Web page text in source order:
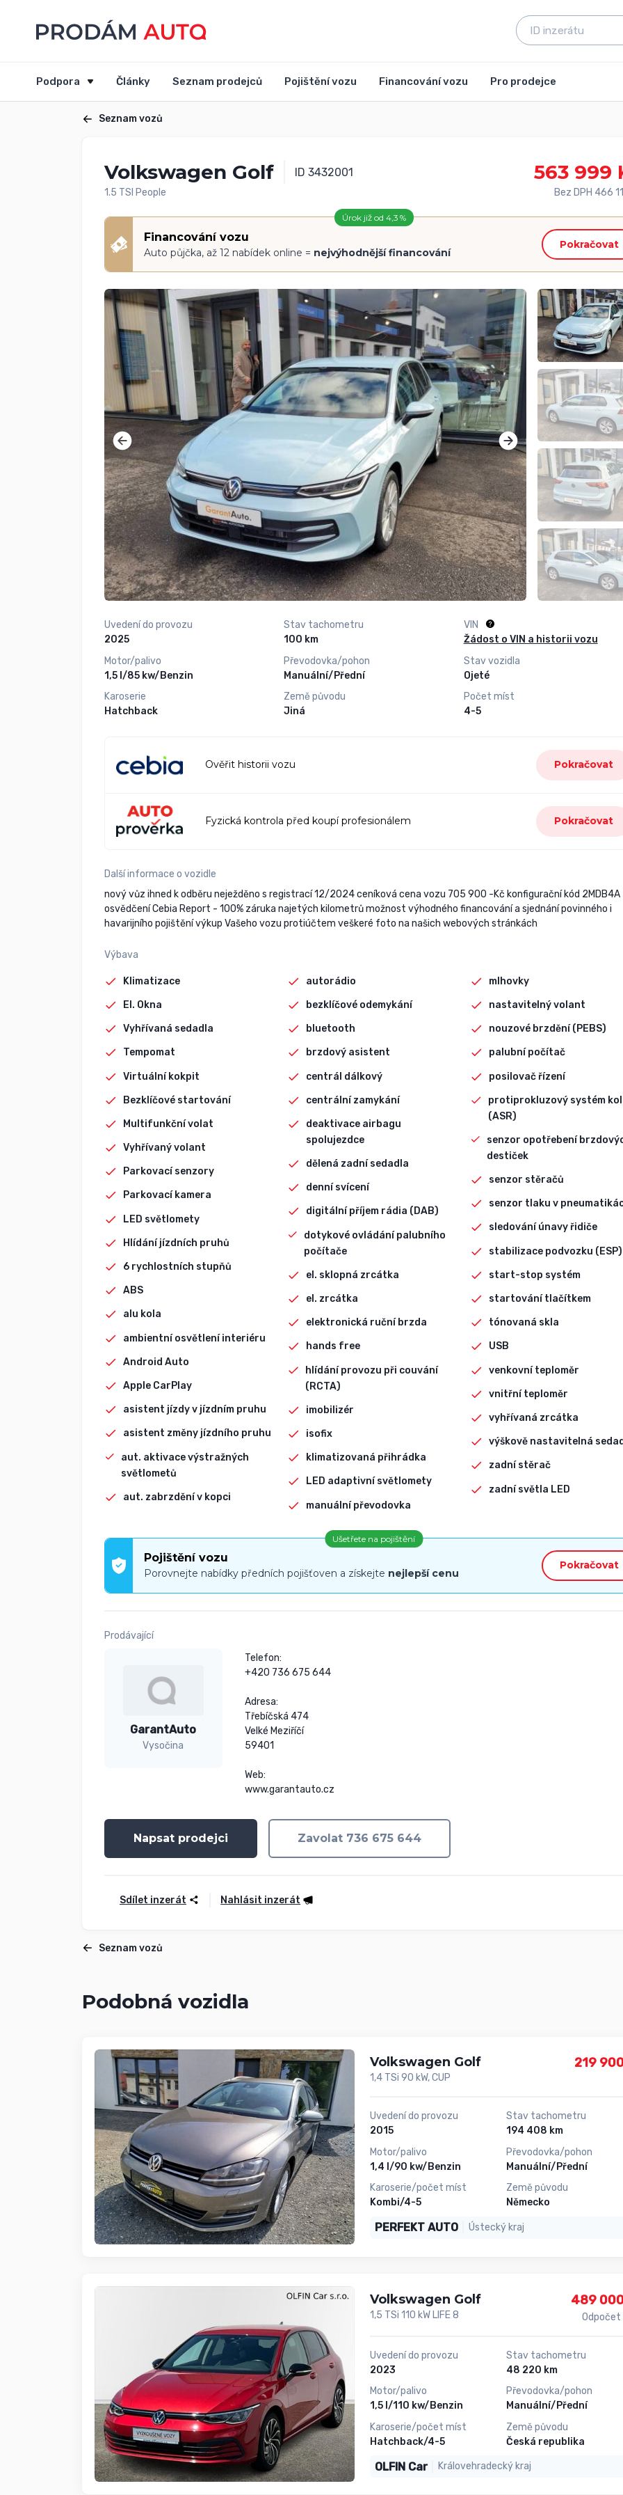
Podpora Články Seznam prodejců Pojištění vozu Financování vozu Pro prodejce
Seznam vozů
Volkswagen Golf ID 3432001
1.5 TSI People
563 999
Bez DPH 466
Úrok již od 4,3 %
Financování vozu
Auto půjčka, až 12 nabídek online = nejvýhodnější financování
Pokračovat
Uvedení do provozu
2025
Motor/palivo
1,5 l/85 kw/Benzin
Karoserie
Hatchback
Stav tachometru
100 km
Převodovka/pohon
Manuální/Přední
Země původu
Jiná
VIN
Žádost o VIN a historii vozu
Stav vozidla
Ojeté
Počet míst
4-5
Ověřit historii vozu Pokračovat
Fyzická kontrola před koupí profesionálem Pokračovat
Další informace o vozidle
nový vůz ihned k odběru neježděno s registrací 12/2024 ceníková cena vozu 705 900 -Kč konfigurační kód 2MDB4A
osvědčení Cebia Report - 100% záruka najetých kilometrů možnost výhodného financování a sjednání povinného i
havarijního pojištění výkup Vašeho vozu protiúčtem veškeré foto na našich webových stránkách
Výbava
Klimatizace
El. Okna
Vyhřívaná sedadla
Tempomat
Virtuální kokpit
Bezklíčové startování
Multifunkční volat
Vyhřívaný volant
Parkovací senzory
Parkovací kamera
LED světlomety
Hlídání jízdních pruhů
6 rychlostních stupňů
ABS
alu kola
ambientní osvětlení interiéru
Android Auto
Apple CarPlay
asistent jízdy v jízdním pruhu
asistent změny jízdního pruhu
aut. aktivace výstražných
světlometů
aut. zabrzdění v kopci
autorádio
bezklíčové odemykání
bluetooth
brzdový asistent
centrál dálkový
centrální zamykání
deaktivace airbagu
spolujezdce
dělená zadní sedadla
denní svícení
digitální příjem rádia (DAB)
dotykové ovládání palubního
počítače
el. sklopná zrcátka
el. zrcátka
elektronická ruční brzda
hands free
hlídání provozu při couvání
(RCTA)
imobilizér
isofix
klimatizovaná přihrádka
LED adaptivní světlomety
manuální převodovka
mlhovky
nastavitelný volant
nouzové brzdění (PEBS)
palubní počítač
posilovač řízení
protiprokluzový systém kol
(ASR)
senzor opotřebení
destiček
senzor stěračů
senzor tlaku v
sledování únavy řidiče
stabilizace podvozku (ESP)
start-stop systém
startování tlačítkem
tónovaná skla
USB
venkovní teploměr
vnitřní teploměr
vyhřívaná zrcátka
výškově nastavitelná
zadní stěrač
zadní světla LED
Ušetřete na pojištění
Pojištění vozu
Porovnejte nabídky předních pojišťoven a získejte nejlepší cenu
Pokračovat
Prodávající
GarantAuto
Vysočina
Telefon:
+420 736 675 644
Adresa:
Třebíčská 474
Velké Meziříčí
59401
Web:
www.garantauto.cz
Napsat prodejci Zavolat 736 675 644
Sdílet inzerát Nahlásit inzerát
Seznam vozů
Podobná vozidla
Volkswagen Golf
1,4 TSi 90 kW, CUP
219
Uvedení do provozu
2015
Motor/palivo
1,4 l/90 kw/Benzin
Karoserie/počet míst
Kombi/4-5
Stav tachometru
194 408 km
Převodovka/pohon
Manuální/Přední
Země původu
Německo
PERFEKT AUTO Ústecký kraj
Volkswagen Golf
1,5 TSi 110 kW LIFE 8
489
Odpočet
Uvedení do provozu
2023
Motor/palivo
1,5 l/110 kw/Benzin
Karoserie/počet míst
Hatchback/4-5
Stav tachometru
48 220 km
Převodovka/pohon
Manuální/Přední
Země původu
Česká republika
OLFIN Car Královehradecký kraj